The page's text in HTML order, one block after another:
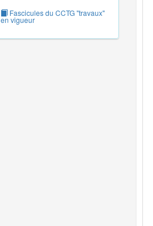
Fascicules du CCTG "travaux"
en vigueur